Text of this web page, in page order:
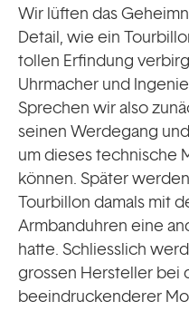
Wir lüften das
Detail, wie ein
tollen Erfindung
Uhrmacher und
Sprechen wir also
seinen Werdegang
um dieses technische
können. Später
Tourbillon damals mit
Armbanduhren eine
hatte. Schliesslich
grossen Hersteller bei
beeindruckenderer